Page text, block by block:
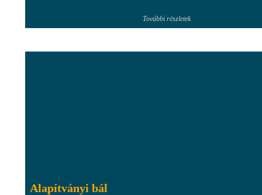
További részletek
Alapítványi bál